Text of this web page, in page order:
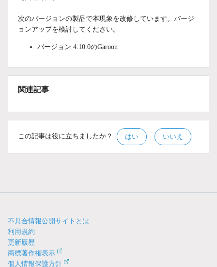
次のバージョンの製品で本現象を改修しています。バージ
ョンアップを検討してください。
バージョン 4.10.0のGaroon
関連記事
この記事は役に立ちましたか？ はい いいえ
不具合情報公開サイトとは
利用規約
更新履歴
商標著作権表示
個人情報保護方針